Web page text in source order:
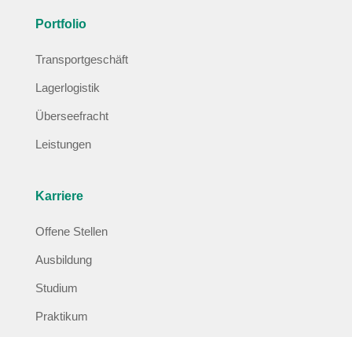
Portfolio
Transportgeschäft
Lagerlogistik
Überseefracht
Leistungen
Karriere
Offene Stellen
Ausbildung
Studium
Praktikum